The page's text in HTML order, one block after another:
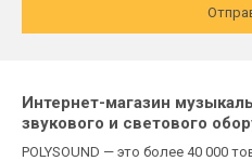
Интернет-магазин
звукового и светового
POLYSOUND — это более 40 000